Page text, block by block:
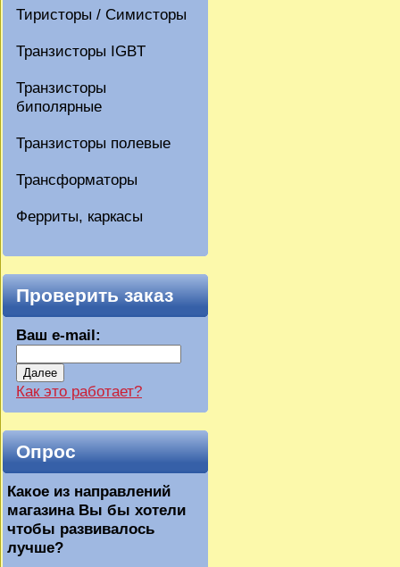
Тиристоры / Симисторы
Транзисторы IGBT
Транзисторы
биполярные
Транзисторы полевые
Трансформаторы
Ферриты, каркасы
Проверить заказ
Ваш e-mail:
Далее
Как это работает?
Опрос
Какое из направлений
магазина Вы бы хотели
чтобы развивалось
лучше?